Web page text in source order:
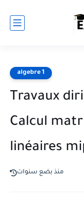
algebre 1
Travaux
Calcul
linéaires
منذ بضع سنوات